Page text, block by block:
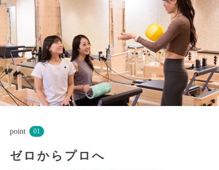
point 01
ゼロからプロへ